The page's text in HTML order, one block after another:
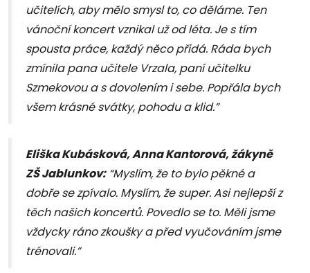
učitelích, aby mělo smysl to, co děláme. Ten
vánoční koncert vznikal už od léta. Je s tím
spousta práce, každý něco přidá. Ráda bych
zmínila pana učitele Vrzala, paní učitelku
Szmekovou a s dovolením i sebe. Popřála bych
všem krásné svátky, pohodu a klid.”
Eliška Kubásková, Anna Kantorová, žákyně
ZŠ Jablunkov:“Myslím, že to bylo pěkné a
dobře se zpívalo. Myslím, že super. Asi nejlepší z
těch našich koncertů. Povedlo se to. Měli jsme
vždycky ráno zkoušky a před vyučováním jsme
trénovali.”